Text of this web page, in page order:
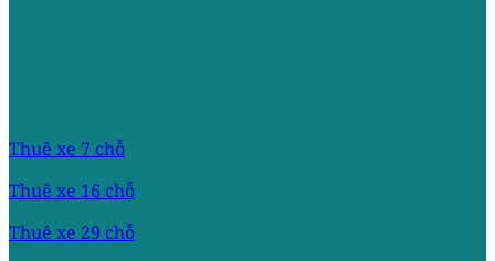
Thuê xe 7 chỗ
Thuê xe 16 chỗ
Thuê xe 29 chỗ